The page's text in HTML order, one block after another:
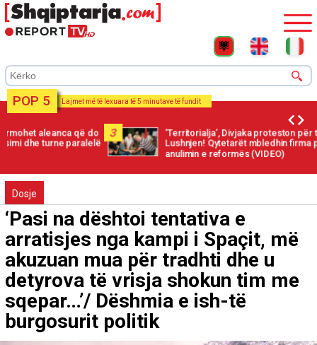
POP 5 Lajmet më të lexuara të 5 minutave të fundit
3
‘Territorialja’, Divjaka proteston për të 8-ën ditë shkrirjen me
Lushnjen! Qytetarët mbledhin firma për një peticion për
anulimin e reformës (VIDEO)
Dosje
‘Pasi na dështoi tentativa e
arratisjes nga kampi i Spaçit, më
akuzuan mua për tradhti dhe u
detyrova të vrisja shokun tim me
sqepar…’/ Dëshmia e ish-të
burgosurit politik